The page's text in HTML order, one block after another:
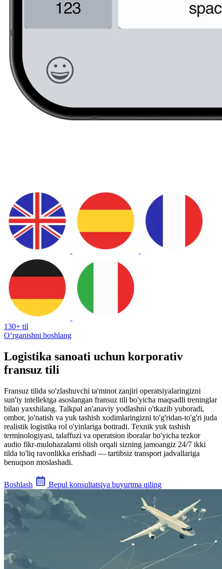
130+ til
Oʻrganishni boshlang
Logistika sanoati uchun korporativ
fransuz tili
Fransuz tilida so'zlashuvchi ta'minot zanjiri operatsiyalaringizni
sun'iy intellektga asoslangan fransuz tili bo'yicha maqsadli treninglar
bilan yaxshilang. Talkpal an'anaviy yodlashni o'tkazib yuboradi,
ombor, jo'natish va yuk tashish xodimlaringizni to'g'ridan-to'g'ri juda
realistik logistika rol o'yinlariga botiradi. Texnik yuk tashish
terminologiyasi, talaffuzi va operatsion iboralar bo'yicha tezkor
audio fikr-mulohazalarni olish orqali sizning jamoangiz 24/7 ikki
tilda to'liq ravonlikka erishadi — tartibsiz transport jadvallariga
benuqson moslashadi.
Boshlash Bepul konsultatsiya buyurtma qiling